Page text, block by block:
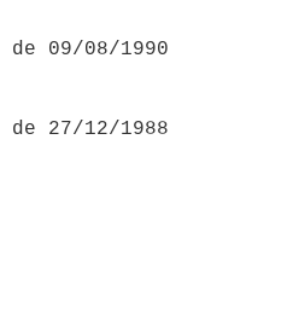
de 09/08/1990